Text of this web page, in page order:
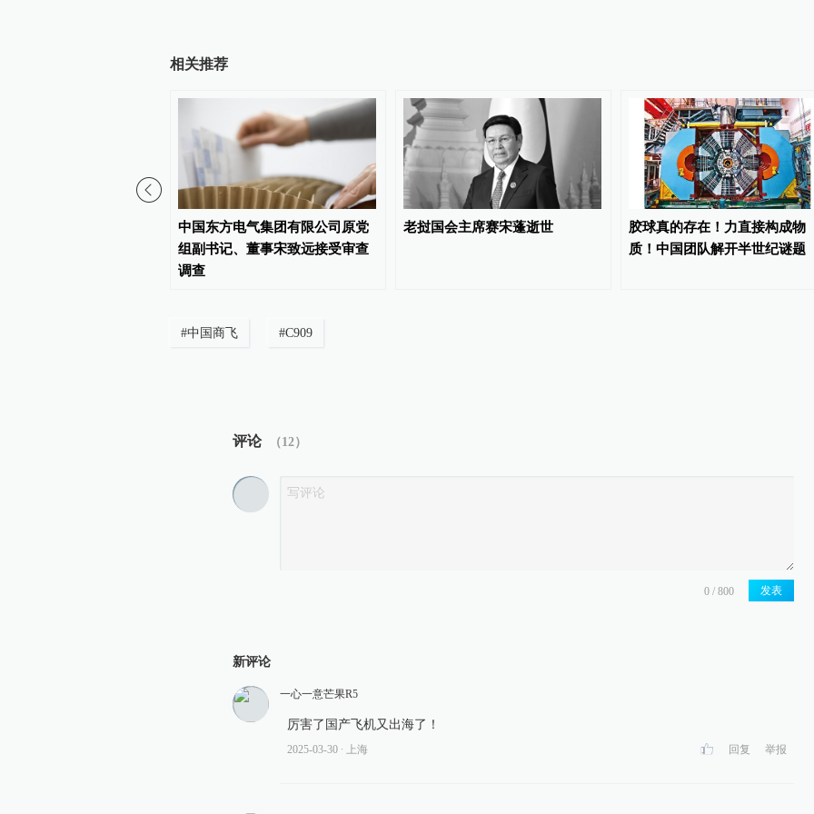
相关推荐
中国东方电气集团有限公司原党
组副书记、董事宋致远接受审查
调查
老挝国会主席赛宋蓬逝世
胶球真的存在！力直接构成物
质！中国团队解开半世纪谜题
#中国商飞 #C909
评论 （12）
发表
新评论
一心一意芒果R5
厉害了国产飞机又出海了！
2025-03-30 ∙ 上海 回复 举报